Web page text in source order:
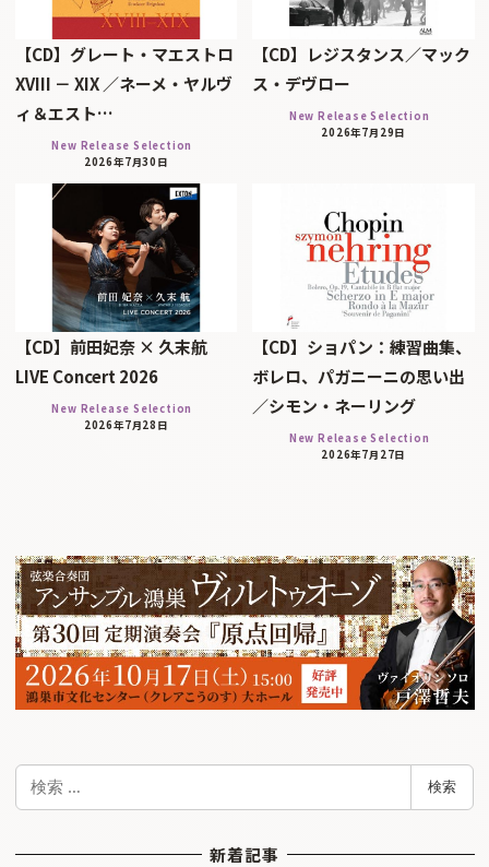
【CD】グレート・マエストロ
XVIII － XIX ／ネーメ・ヤルヴ
ィ＆エスト…
New Release Selection
2026年7月30日
【CD】レジスタンス／マック
ス・デヴロー
New Release Selection
2026年7月29日
【CD】前田妃奈 × 久末航
LIVE Concert 2026
New Release Selection
2026年7月28日
【CD】ショパン：練習曲集、
ボレロ、パガニーニの思い出
／シモン・ネーリング
New Release Selection
2026年7月27日
検
検索
新着記事